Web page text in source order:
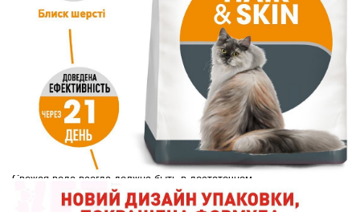
исключительно HAIR & SKIN 33.)
Сухой корм
Размер упаковки: 400.0 г, 2.0 кг, 4.0 кг, 10.0 кг.
Рекомендованный суточный рацион указан в
Свежая вода всегда должна быть в достаточном
количестве.